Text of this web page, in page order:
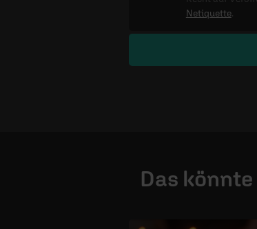
Netiquette.
Das